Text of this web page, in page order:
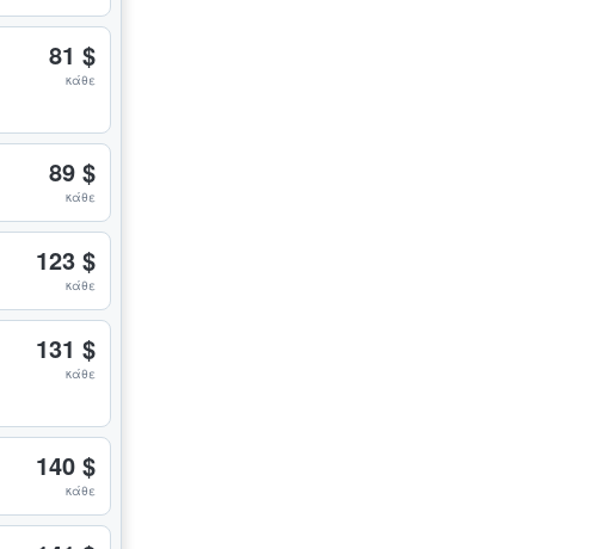
81 $
κάθε
89 $
κάθε
123 $
κάθε
131 $
κάθε
140 $
κάθε